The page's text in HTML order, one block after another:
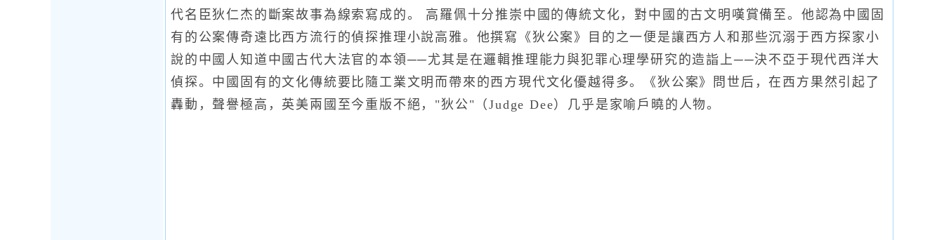
代名臣狄仁杰的斷案故事為線索寫成的。 高羅佩十分推崇中國的傳統文化，對中國的古文明嘆賞備至。他認為中國固
有的公案傳奇遠比西方流行的偵探推理小說高雅。他撰寫《狄公案》目的之一便是讓西方人和那些沉溺于西方探家小
說的中國人知道中國古代大法官的本領──尤其是在邏輯推理能力與犯罪心理學研究的造詣上──決不亞于現代西洋大
偵探。中國固有的文化傳統要比隨工業文明而帶來的西方現代文化優越得多。《狄公案》問世后，在西方果然引起了
轟動，聲譽極高，英美兩國至今重版不絕，"狄公"（Judge Dee）几乎是家喻戶曉的人物。